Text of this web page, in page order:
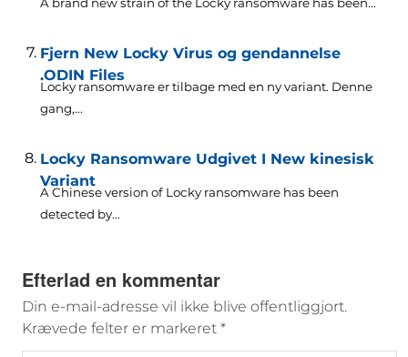
Fjern New Locky Virus og gendannelse
.ODIN Files
Locky ransomware er tilbage med en ny variant. Denne
gang,...
Locky Ransomware Udgivet I New kinesisk
Variant
A Chinese version of Locky ransomware has been
detected by...
Efterlad en kommentar
Din e-mail-adresse vil ikke blive offentliggjort.
Krævede felter er markeret *